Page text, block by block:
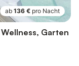
ab 136 € pro Nacht
Garten